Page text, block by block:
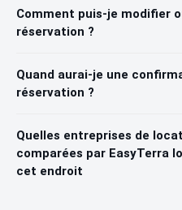
Comment puis-je modifier
réservation ?
Quand aurai-je une
réservation ?
Quelles entreprises de
comparées par EasyTerra
cet endroit